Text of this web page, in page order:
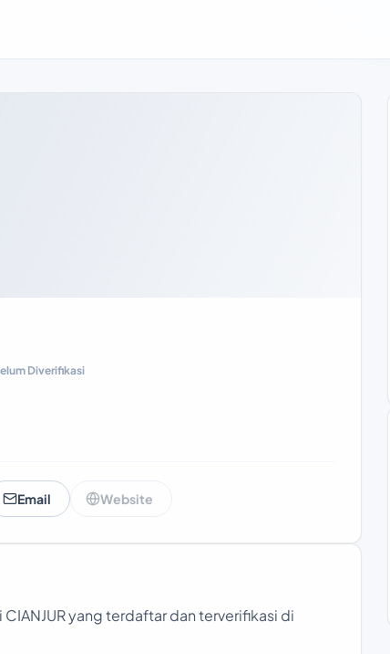
Diverifikasi
Email Website
yang terdaftar dan terverifikasi di